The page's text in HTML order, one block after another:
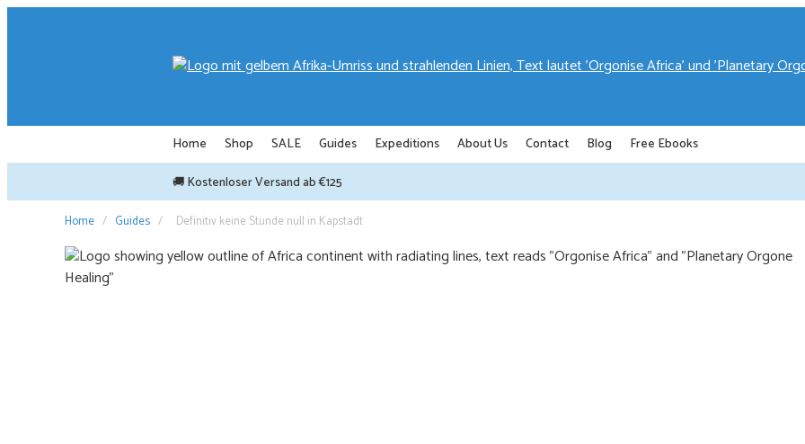
Home Shop SALE Guides Expeditions About Us Contact Blog Free Ebooks
🚚 Kostenloser Versand ab €125
Home / Guides / Definitiv keine Stunde null in Kapstadt